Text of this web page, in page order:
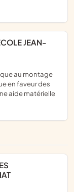
en faveur des
aide matérielle